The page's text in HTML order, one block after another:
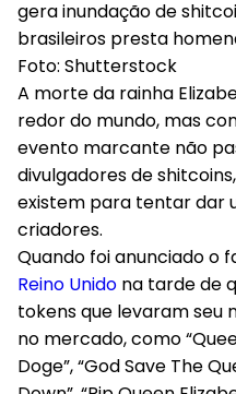
Foto: Shutterstock
A morte da rainha
redor do mundo, mas
evento marcante não
divulgadores de
existem para tentar dar
criadores.
Quando foi anunciado o
Reino Unido na tarde de
tokens que levaram seu
no mercado, como
Doge”, “God Save The